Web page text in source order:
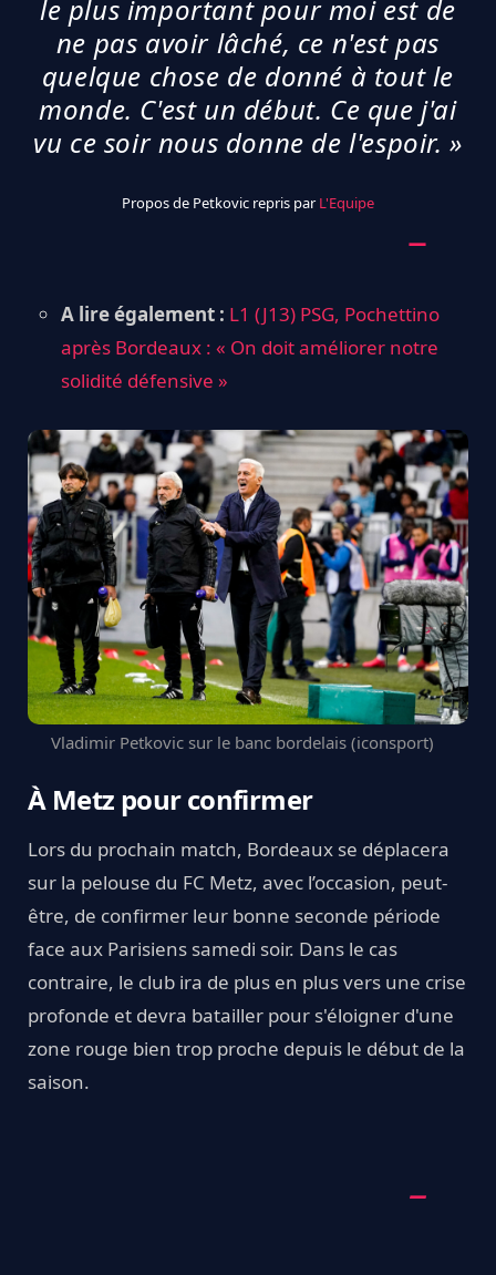
le plus important pour moi est de
ne pas avoir lâché, ce n'est pas
quelque chose de donné à tout le
monde. C'est un début. Ce que j'ai
vu ce soir nous donne de l'espoir. »
Propos de Petkovic repris par L'Equipe
A lire également : L1 (J13) PSG, Pochettino
après Bordeaux : « On doit améliorer notre
solidité défensive »
Vladimir Petkovic sur le banc bordelais (iconsport)
À Metz pour confirmer
Lors du prochain match, Bordeaux se déplacera
sur la pelouse du FC Metz, avec l’occasion, peut-
être, de confirmer leur bonne seconde période
face aux Parisiens samedi soir. Dans le cas
contraire, le club ira de plus en plus vers une crise
profonde et devra batailler pour s'éloigner d'une
zone rouge bien trop proche depuis le début de la
saison.